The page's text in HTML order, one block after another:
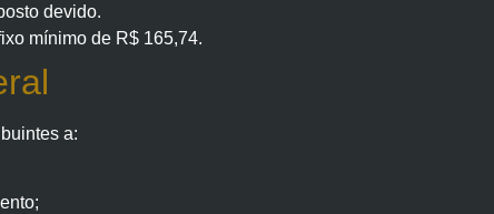
devido.
mínimo de R$ 165,74.
a: